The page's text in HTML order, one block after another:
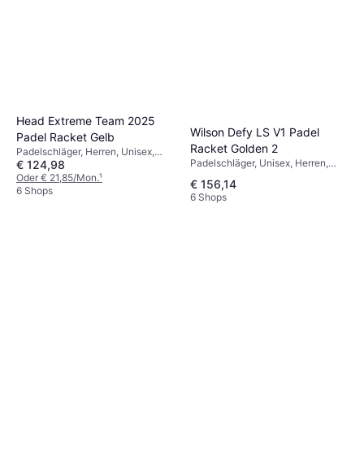
Head Extreme Team 2025
Padel Racket Gelb
Padelschläger, Herren, Unisex,
Erwachsene
€ 124,98
Oder € 21,85/Mon.¹
6 Shops
Wilson Defy LS V1 Padel
Racket Golden 2
Padelschläger, Unisex, Herren,
€ 156,14
6 Shops